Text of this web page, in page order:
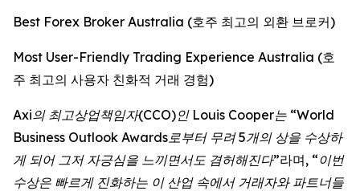
Best Forex Broker Australia (호주 최고의 외환 브로커)
Most User-Friendly Trading Experience Australia (호
주 최고의 사용자 친화적 거래 경험)
Axi의 최고상업책임자(CCO)인 Louis Cooper는 “World
Business Outlook Awards로부터 무려 5개의 상을 수상하
게 되어 그저 자긍심을 느끼면서도 겸허해진다”라며, “이번
수상은 빠르게 진화하는 이 산업 속에서 거래자와 파트너들